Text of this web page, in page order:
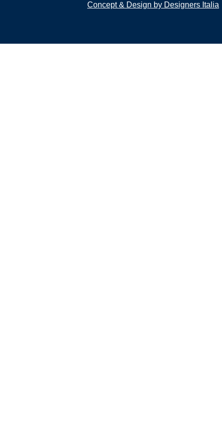
Concept & Design by Designers Italia